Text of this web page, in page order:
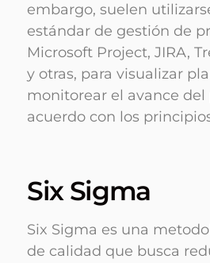
embargo, suelen
estándar de gestión de
Microsoft Project, JIRA,
y otras, para visualizar
monitorear el avance del
acuerdo con los
Six Sigma
Six Sigma es una
de calidad que busca